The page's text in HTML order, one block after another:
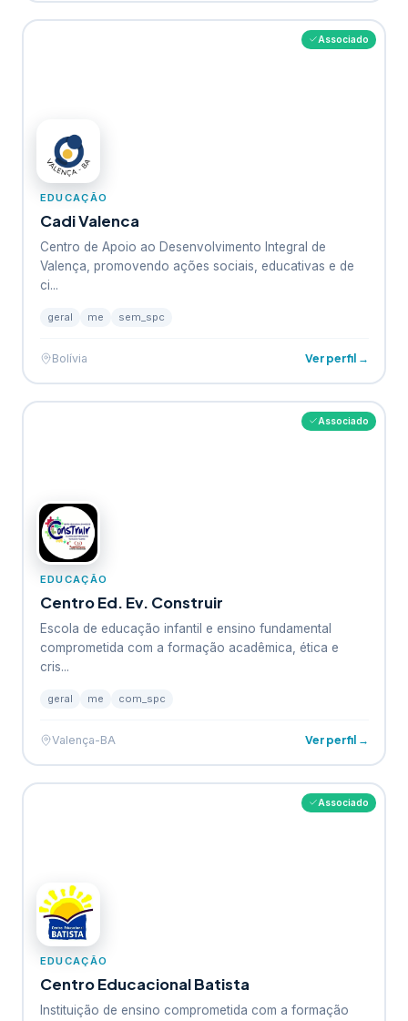
Associado
EDUCAÇÃO
Cadi Valenca
Centro de Apoio ao Desenvolvimento Integral de
Valença, promovendo ações sociais, educativas e de
ci...
geral me sem_spc
Bolívia Ver perfil →
Associado
EDUCAÇÃO
Centro Ed. Ev. Construir
Escola de educação infantil e ensino fundamental
comprometida com a formação acadêmica, ética e
cris...
geral me com_spc
Valença-BA Ver perfil →
Associado
EDUCAÇÃO
Centro Educacional Batista
Instituição de ensino comprometida com a formação